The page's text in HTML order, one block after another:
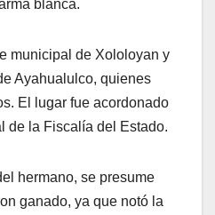
blanca.
municipal de Xololoyan y
Ayahualulco, quienes
El lugar fue acordonado
de la Fiscalía del Estado.
hermano, se presume
ganado, ya que notó la